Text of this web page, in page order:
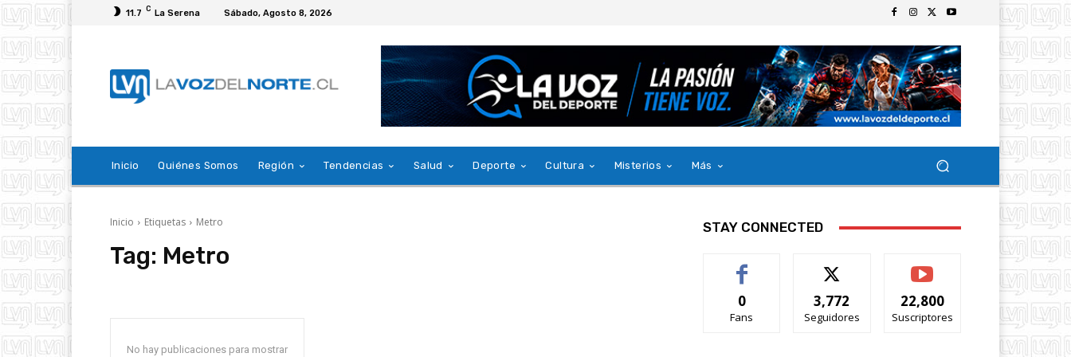
11.7 C La Serena Sábado, Agosto 8, 2026
Inicio Quiénes Somos Región Tendencias Salud Deporte Cultura Misterios Más
Inicio Etiquetas Metro
Tag: Metro
No hay publicaciones para mostrar
STAY CONNECTED
0
Fans
3,772
Seguidores
22,800
Suscriptores